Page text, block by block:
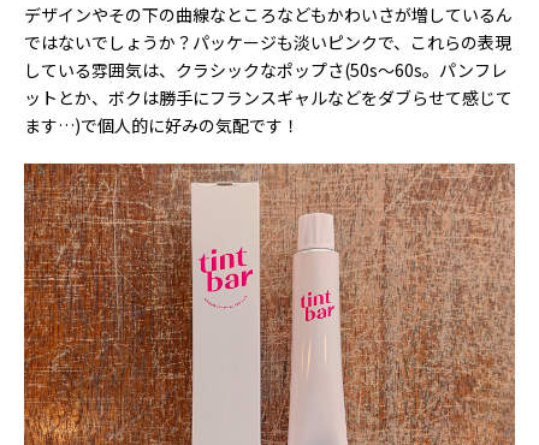
デザインやその下の曲線なところなどもかわいさが増しているん
ではないでしょうか？パッケージも淡いピンクで、これらの表現
している雰囲気は、クラシックなポップさ(50s～60s。パンフレ
ットとか、ボクは勝手にフランスギャルなどをダブらせて感じて
ます…)で個人的に好みの気配です！